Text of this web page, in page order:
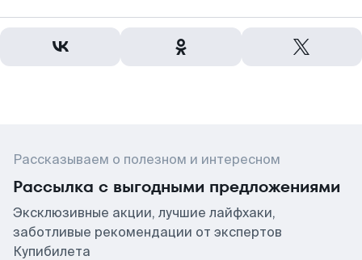
Рассказываем о полезном и интересном
Рассылка с выгодными предложениями
Эксклюзивные акции, лучшие лайфхаки,
заботливые рекомендации от экспертов
Купибилета